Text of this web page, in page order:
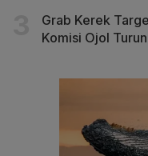
Grab Kerek
Komisi Ojol